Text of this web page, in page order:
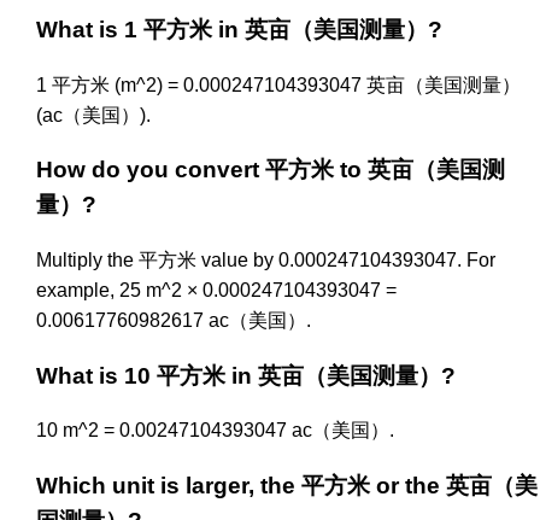
What is 1 平方米 in 英亩（美国测量）?
1 平方米 (m^2) = 0.000247104393047 英亩（美国测量）
(ac（美国）).
How do you convert 平方米 to 英亩（美国测
量）?
Multiply the 平方米 value by 0.000247104393047. For
example, 25 m^2 × 0.000247104393047 =
0.00617760982617 ac（美国）.
What is 10 平方米 in 英亩（美国测量）?
10 m^2 = 0.00247104393047 ac（美国）.
Which unit is larger, the 平方米 or the 英亩（美